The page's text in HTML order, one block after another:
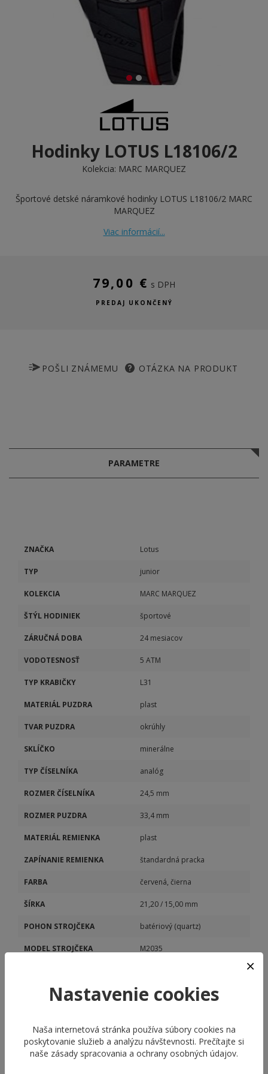
Hodinky LOTUS L18106/2
Kolekcia: MARC MARQUEZ
Športové detské náramkové hodinky LOTUS L18106/2 MARC
MARQUEZ
Viac informácií...
79,00 € s DPH
PREDAJ UKONČENÝ
POŠLI ZNÁMEMU OTÁZKA NA PRODUKT
PARAMETRE
ZNAČKA Lotus
TYP junior
KOLEKCIA MARC MARQUEZ
ŠTÝL HODINIEK športové
ZÁRUČNÁ DOBA 24 mesiacov
VODOTESNOSŤ 5 ATM
TYP KRABIČKY L31
MATERIÁL PUZDRA plast
TVAR PUZDRA okrúhly
SKLÍČKO minerálne
TYP ČÍSELNÍKA analóg
ROZMER ČÍSELNÍKA 24,5 mm
ROZMER PUZDRA 33,4 mm
MATERIÁL REMIENKA plast
ZAPÍNANIE REMIENKA štandardná pracka
FARBA červená, čierna
ŠÍRKA 21,20 / 15,00 mm
POHON STROJČEKA batériový (quartz)
MODEL STROJČEKA M2035
Nastavenie cookies
Naša internetová stránka používa súbory cookies na
poskytovanie služieb a analýzu návštevnosti. Prečítajte si
naše zásady spracovania a ochrany osobných údajov.